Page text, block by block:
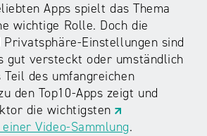
Apps spielt das Thema
wichtige Rolle. Doch die
Privatsphäre-Einstellungen sind
gut versteckt oder umständlich
Teil des umfangreichen
den Top10-Apps zeigt und
die wichtigsten
Video-Sammlung.